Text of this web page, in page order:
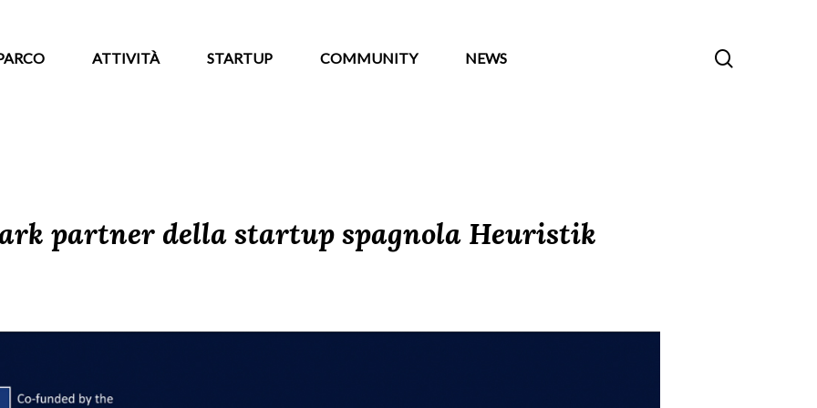
ATTIVITÀ STARTUP COMMUNITY NEWS
partner della startup spagnola Heuristik